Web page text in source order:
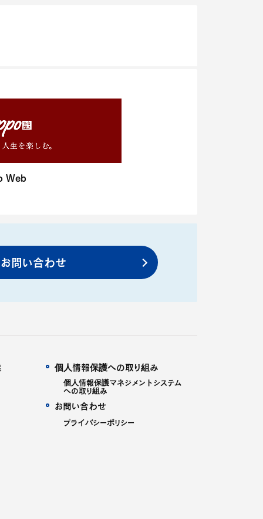
Web
問い合わせ
個人情報保護への取り組み
個人情報保護マネジメントシステム
への取り組み
お問い合わせ
プライバシーポリシー